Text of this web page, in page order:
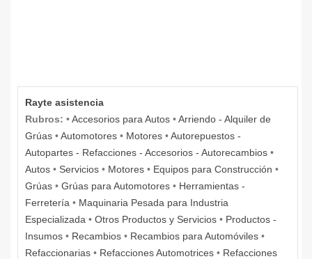
Rayte asistencia
Rubros: •Accesorios para Autos •Arriendo - Alquiler de
Grúas •Automotores • Motores •Autorepuestos -
Autopartes - Refacciones - Accesorios - Autorecambios •
Autos • Servicios • Motores • Equipos para Construcción •
Grúas • Grúas para Automotores • Herramientas -
Ferretería • Maquinaria Pesada para Industria
Especializada • Otros Productos y Servicios • Productos -
Insumos • Recambios • Recambios para Automóviles •
Refaccionarias • Refacciones Automotrices • Refacciones